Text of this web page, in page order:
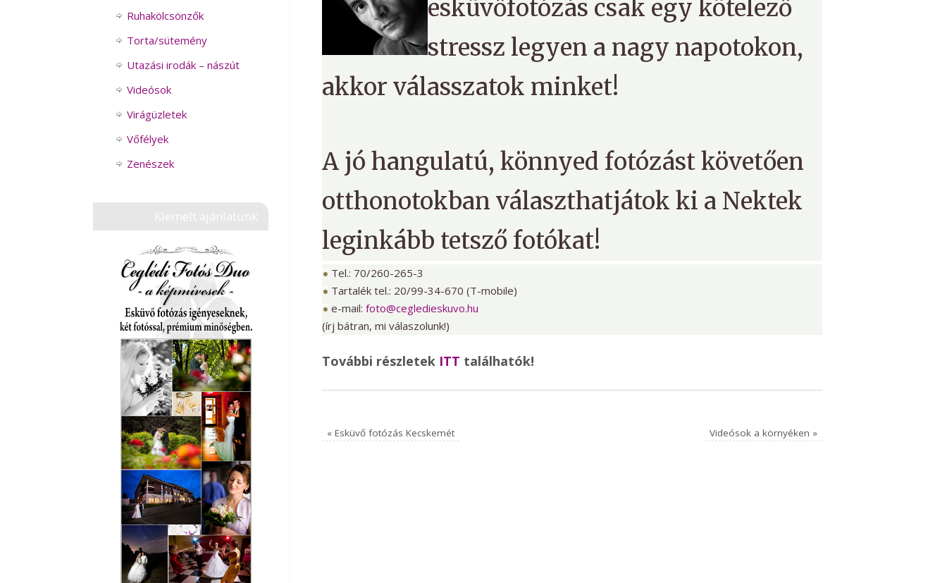
esküvőfotózás csak egy kötelező
stressz legyen a nagy napotokon,
akkor válasszatok minket!
A jó hangulatú, könnyed fotózást követően
otthonotokban választhatjátok ki a Nektek
leginkább tetsző fotókat!
Tel.: 70/260-265-3
Tartalék tel.: 20/99-34-670 (T-mobile)
e-mail: foto@cegledieskuvo.hu
(írj bátran, mi válaszolunk!)
További részletek ITT találhatók!
« Esküvő fotózás Kecskemét Videósok a környéken »
Ruhakölcsönzők
Torta/sütemény
Utazási irodák – nászút
Videósok
Virágüzletek
Vőfélyek
Zenészek
Kiemelt ajánlatunk